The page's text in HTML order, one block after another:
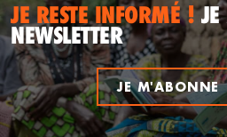
JE RESTE INFORMÉ !JE
NEWSLETTER
JE M'ABONNE